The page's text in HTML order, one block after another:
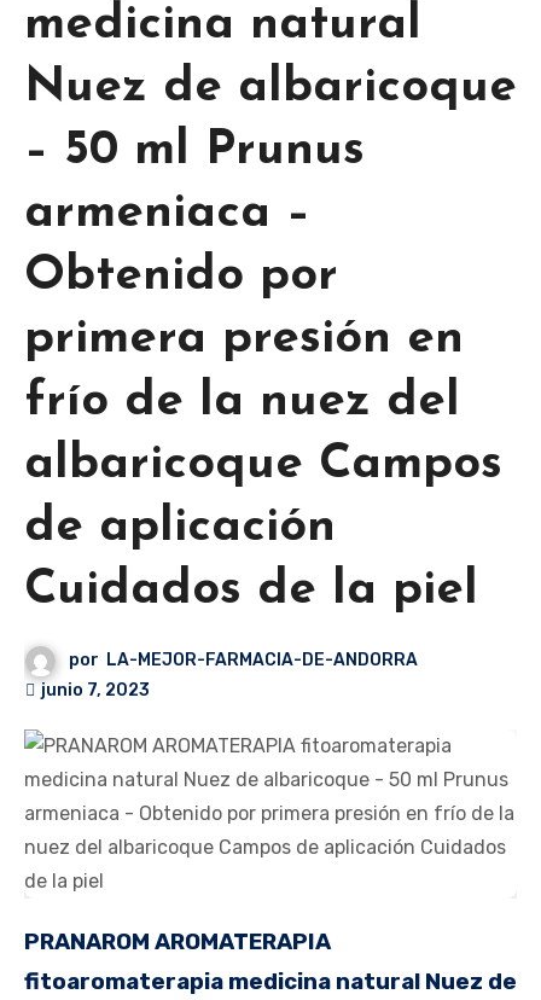
medicina natural
Nuez de albaricoque
– 50 ml Prunus
armeniaca –
Obtenido por
primera presión en
frío de la nuez del
albaricoque Campos
de aplicación
Cuidados de la piel
por LA-MEJOR-FARMACIA-DE-ANDORRA
junio 7, 2023
PRANAROM AROMATERAPIA
fitoaromaterapia medicina natural Nuez de